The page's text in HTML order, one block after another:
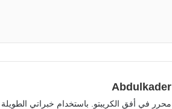
Abdulkader
محرر في أفق الكريبتو. باستخدام خبراتي